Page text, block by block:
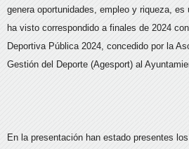
genera oportunidades, empleo y riqueza,
ha visto correspondido a finales de 2024
Deportiva Pública 2024, concedido por la
Gestión del Deporte (Agesport) al
En la presentación han estado presentes